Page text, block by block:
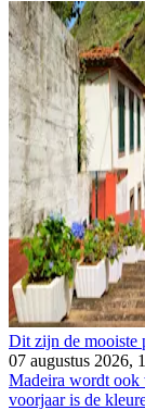
Dit zijn de mooiste
07 augustus 2026,
Madeira wordt ook
voorjaar is de